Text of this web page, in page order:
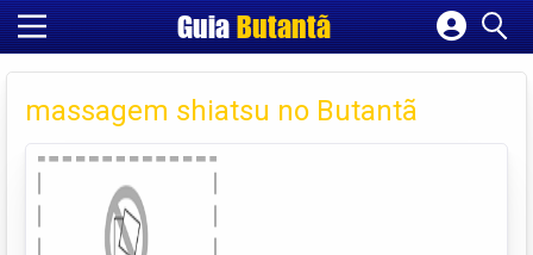
GuiaButantã
Cadastrar empresa
Criar conta
massagem shiatsu no Butantã